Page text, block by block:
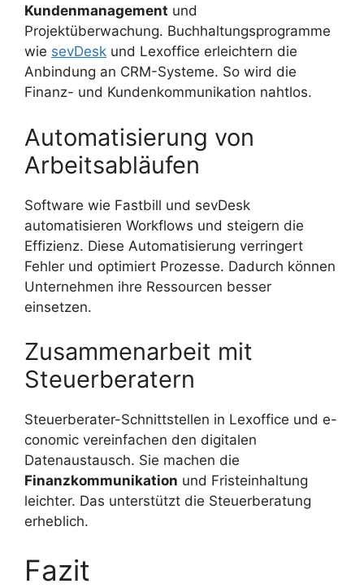
Kundenmanagement und
Projektüberwachung. Buchhaltungsprogramme
wie sevDesk und Lexoffice erleichtern die
Anbindung an CRM-Systeme. So wird die
Finanz- und Kundenkommunikation nahtlos.
Automatisierung von
Arbeitsabläufen
Software wie Fastbill und sevDesk
automatisieren Workflows und steigern die
Effizienz. Diese Automatisierung verringert
Fehler und optimiert Prozesse. Dadurch können
Unternehmen ihre Ressourcen besser
einsetzen.
Zusammenarbeit mit
Steuerberatern
Steuerberater-Schnittstellen in Lexoffice und e-
conomic vereinfachen den digitalen
Datenaustausch. Sie machen die
Finanzkommunikation und Fristeinhaltung
leichter. Das unterstützt die Steuerberatung
erheblich.
Fazit